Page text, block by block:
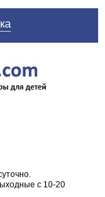
с 10-20